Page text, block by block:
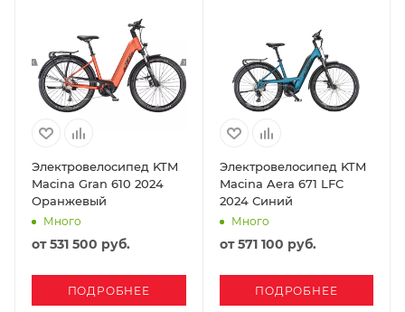
Электровелосипед KTM
Macina Gran 610 2024
Оранжевый
Много
от531 500 руб.
ПОДРОБНЕЕ
Электровелосипед KTM
Macina Aera 671 LFC
2024 Синий
Много
от571 100 руб.
ПОДРОБНЕЕ